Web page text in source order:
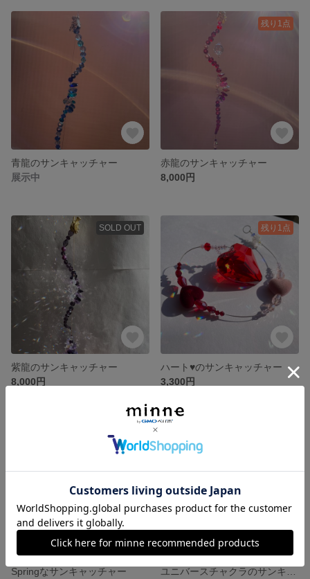
青龍のサンキャッチャー
展示中
残り1点
赤龍のサンキャッチャー
8,000円
SOLD OUT
紫龍のサンキャッチャー
8,000円
残り1点
ハート♥️のサンキャッチャー
3,300円
Springなサンキャッチャー